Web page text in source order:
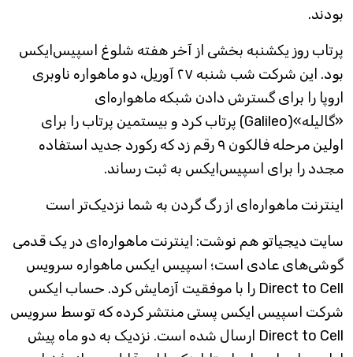
بودند.
پرتاب روز یکشنبه بخشی از آخر هفته شلوغ اسپیس‌ایکس
بود. این شرکت شب شنبه ۲۷ آوریل، دو ماهواره ناوبری
اروپا را برای گسترش دادن شبکه ماهواره‌ای
«گالیله»(Galileo) پرتاب کرد و بیستمین پرتاب را برای
اولین مرحله فالکون ۹ رقم زد که رکورد جدید استفاده
مجدد را برای اسپیس‌ایکس به ثبت رساند.
اینترنت ماهواره‌ای از رگ گردن به شما نزدیک‌تر است
سایت دیجیاتو هم نوشت: اینترنت ماهواره‌ای در یک قدمی
گوشی‌های عادی‌ است؛ اسپیس ایکس ماهواره سرویس
Direct to Cell را با موفقیت آزمایش کرد. حساب ایکس
شرکت اسپیس ایکس پستی منتشر کرده که توسط سرویس
Direct to Cell ارسال شده است. نزدیک به دو ماه پیش